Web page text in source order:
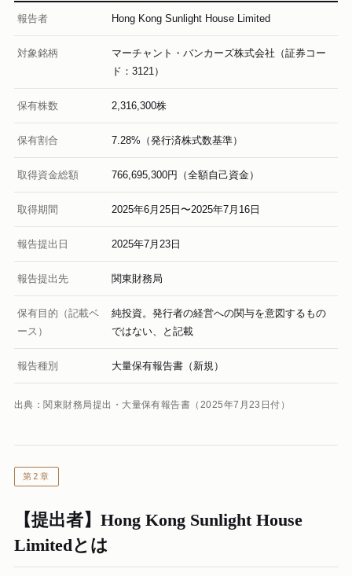
報告者 Hong Kong Sunlight House Limited
対象銘柄
マーチャント・バンカーズ株式会社（証券コー
ド：3121）
保有株数 2,316,300株
保有割合 7.28%（発行済株式数基準）
取得資金総額 766,695,300円（全額自己資金）
取得期間 2025年6月25日〜2025年7月16日
報告提出日 2025年7月23日
報告提出先 関東財務局
保有目的（記載ベ
ース）
純投資。発行者の経営への関与を意図するもの
ではない、と記載
報告種別 大量保有報告書（新規）
出典：関東財務局提出・大量保有報告書（2025年7月23日付）
第2章
【提出者】Hong Kong Sunlight House
Limitedとは